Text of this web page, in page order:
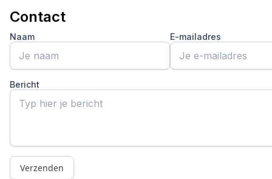
Contact
Naam E-mailadres
Bericht
Verzenden